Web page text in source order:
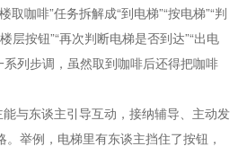
咖啡”任务拆解成“到电梯”“按电梯”“判
层按钮”“再次判断电梯是否到达”“出电
系列步调，虽然取到咖啡后还得把咖啡
与东谈主引导互动，接纳辅导、主动发
举例，电梯里有东谈主挡住了按钮，